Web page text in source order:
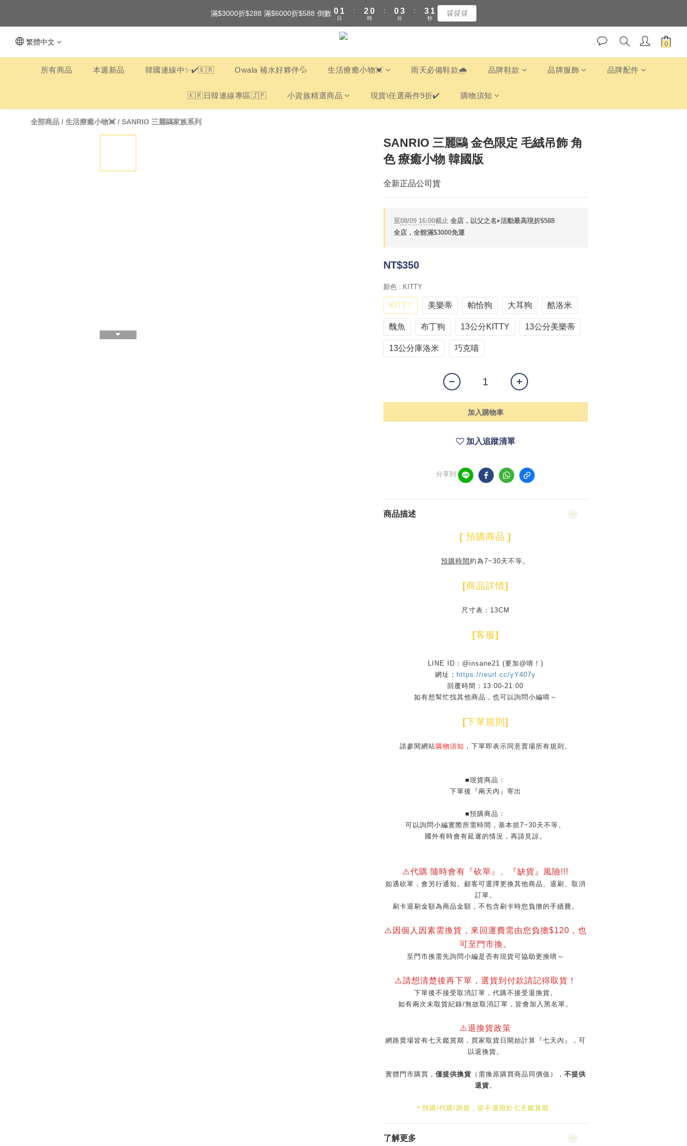
全館滿$3000享『超商』免運費
滿$3000折$288 滿$6000折$588 倒數 0 1
0
日
:
2
1
0
時
:
03
2
分
:
3
2
1
0
秒
🛒🛒🛒
全館滿$3000享『超商』免運費
繁體中文
所有商品 本週新品 韓國連線中✨✔️🇰🇷 Owala 補水好夥伴💦 生活療癒小物💓 雨天必備鞋款🌧️ 品牌鞋款 品牌服飾 品牌配件
🇰🇷日韓連線專區🇯🇵 小資族精選商品 現貨\任選兩件9折✔️ 購物須知
全部商品 / 生活療癒小物💓/ SANRIO 三麗鷗家族系列
SANRIO 三麗鷗 金色限定 毛絨吊飾 角
色 療癒小物 韓國版
全新正品公司貨
至08/09 16:00截止全店，以父之名‣活動最高現折$588
全店，全館滿$3000免運
NT$350
顏色 : KITTY
KITTY 美樂蒂 帕恰狗 大耳狗 酷洛米
醜魚 布丁狗 13公分KITTY 13公分美樂蒂
13公分庫洛米 巧克喵
加入購物車
加入追蹤清單
分享到
商品描述
[ 預購商品 ]
預購時間 約為7~30天不等。
[商品詳情]
尺寸表：13CM
[客服]
LINE ID：@insane21 (要加@唷！)
網址： https://reurl.cc/yY407y
回覆時間：13:00-21:00
如有想幫忙找其他商品，也可以詢問小編唷～
[下單規則 ]
請參閱網站購物須知 ，下單即表示同意賣場所有規則。
■現貨商品：
下單後『兩天內』寄出
■預購商品：
可以詢問小編實際所需時間，基本抓7~30天不等。
國外有時會有延遲的情況，再請見諒。
⚠️代購 隨時會有『砍單』、『缺貨』風險!!!
如遇砍單，會另行通知。顧客可選擇更換其他商品、退刷、取消
訂單。
刷卡退刷金額為商品金額，不包含刷卡時您負擔的手續費。
⚠️因個人因素需換貨，來回運費需由您負擔$120，也
可至門市換。
至門市換需先詢問小編是否有現貨可協助更換唷～
⚠️請想清楚後再下單，選貨到付款請記得取貨！
下單後不接受取消訂單，代購不接受退換貨。
如有兩次未取貨紀錄/無故取消訂單，皆會加入黑名單。
⚠️退換貨政策
網路賣場皆有七天鑑賞期，買家取貨日開始計算『七天內』，可
以退換貨。
實體門市購買， 僅提供換貨（需換原購買商品同價值）， 不提供
退貨。
＊預購/代購/調貨，皆不適用於七天鑑賞期。
了解更多